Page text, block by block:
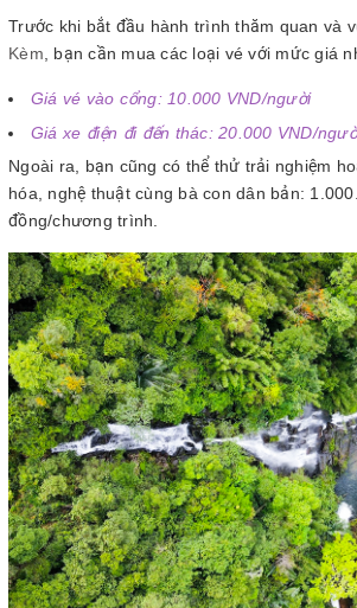
Trước khi bắt đầu hành trình thăm quan và
Kèm , bạn cần mua các loại vé với mức giá
Giá vé vào cổng: 10.000 VND/người
Giá xe điện đi đến thác: 20.000 VND/
Ngoài ra, bạn cũng có thể thử trải nghiệm
hóa, nghệ thuật cùng bà con dân bản:
đồng/chương trình.